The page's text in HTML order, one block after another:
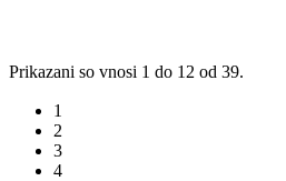
Prikazani so vnosi 1 do 12 od 39.
1
2
3
4